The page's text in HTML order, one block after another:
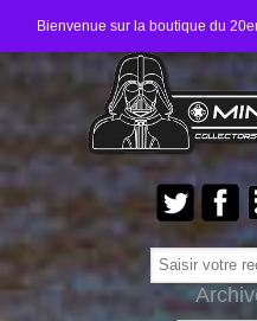
Bienvenue sur la boutique du